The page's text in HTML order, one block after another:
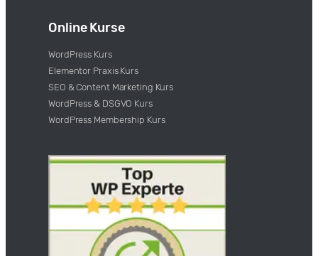
Online Kurse
WordPress Kurs
Elementor Praxis Kurs
SEO & Content Marketing Kurs
WordPress & DSGVO Kurs
WordPress Membership Kurs